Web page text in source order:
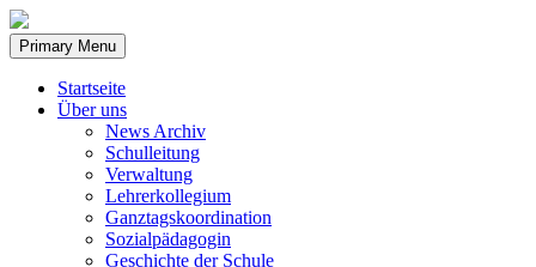
Skip
to
content
Primary Menu
Startseite
Über uns
News Archiv
Schulleitung
Verwaltung
Lehrerkollegium
Ganztagskoordination
Sozialpädagogin
Geschichte der Schule